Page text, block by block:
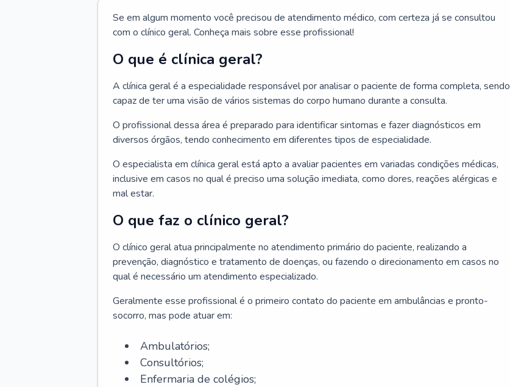
Se em algum momento você precisou de atendimento médico, com certeza já se consultou
com o clínico geral. Conheça mais sobre esse profissional!
O que é clínica geral?
A clínica geral é a especialidade responsável por analisar o paciente de forma completa, sendo
capaz de ter uma visão de vários sistemas do corpo humano durante a consulta.
O profissional dessa área é preparado para identificar sintomas e fazer diagnósticos em
diversos órgãos, tendo conhecimento em diferentes tipos de especialidade.
O especialista em clínica geral está apto a avaliar pacientes em variadas condições médicas,
inclusive em casos no qual é preciso uma solução imediata, como dores, reações alérgicas e
mal estar.
O que faz o clínico geral?
O clínico geral atua principalmente no atendimento primário do paciente, realizando a
prevenção, diagnóstico e tratamento de doenças, ou fazendo o direcionamento em casos no
qual é necessário um atendimento especializado.
Geralmente esse profissional é o primeiro contato do paciente em ambulâncias e pronto-
socorro, mas pode atuar em:
Ambulatórios;
Consultórios;
Enfermaria de colégios;